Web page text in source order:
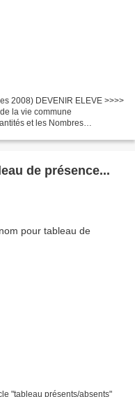
2008) DEVENIR ELEVE >>>>
la vie commune
et les Nombres
de présence...
"tableau présents/absents"